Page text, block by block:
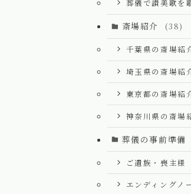
葬儀で讃美歌を
斎場紹介 (38)
千葉県の斎場紹
埼玉県の斎場紹
東京都の斎場紹
神奈川県の斎場
葬儀の事前準備
ご遺族・喪主様
エンディングノ